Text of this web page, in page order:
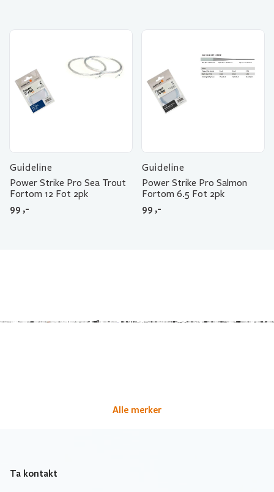
Guideline
Power Strike Pro Sea Trout
Fortom 12 Fot 2pk
99 ,-
Guideline
Power Strike Pro Salmon
Fortom 6.5 Fot 2pk
99 ,-
Alle merker
Ta kontakt